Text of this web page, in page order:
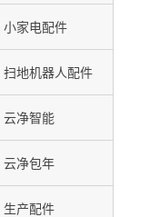
小家电配件
扫地机器人配件
云净智能
云净包年
生产配件